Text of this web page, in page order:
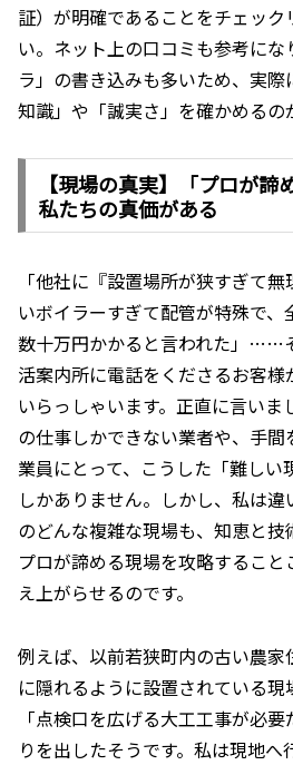
証）が明確であることをチェック
い。ネット上の口コミも参考に
ラ」の書き込みも多いため、実
知識」や「誠実さ」を確かめるの
【現場の真実】「プロが諦
私たちの真価がある
「他社に『設置場所が狭すぎて
いボイラーすぎて配管が特殊で
数十万円かかると言われた」……
活案内所に電話をくださるお客
いらっしゃいます。正直に言いま
の仕事しかできない業者や、手
業員にとって、こうした「難しい
しかありません。しかし、私は
のどんな複雑な現場も、知恵と技
プロが諦める現場を攻略するこ
え上がらせるのです。
例えば、以前若狭町内の古い農
に隠れるように設置されている
「点検口を広げる大工工事が必
りを出したそうです。私は現地へ